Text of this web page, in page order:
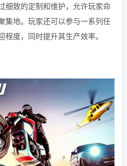
细致的定制和维护，允许玩家命
集地。玩家还可以参与一系列任
度，同时提升其生产效率。